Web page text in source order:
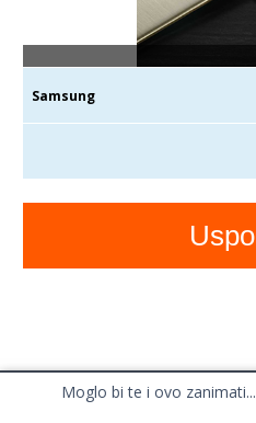
Moglo bi te i ovo zanimati...